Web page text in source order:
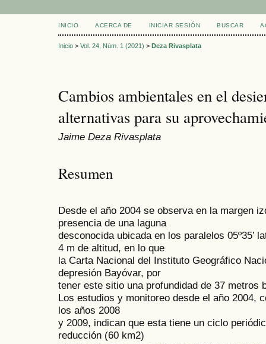
INICIO ACERCA DE INICIAR SESIÓN BUSCAR
Inicio > Vol. 24, Núm. 1 (2021) > Deza Rivasplata
Cambios ambientales en el
alternativas para su
Jaime Deza Rivasplata
Resumen
Desde el año 2004 se observa en la margen
presencia de una laguna
desconocida ubicada en los paralelos 05º35’
4 m de altitud, en lo que
la Carta Nacional del Instituto Geográfico
depresión Bayóvar, por
tener este sitio una profundidad de 37 metros
Los estudios y monitoreo desde el año 2004,
los años 2008
y 2009, indican que esta tiene un ciclo
reducción (60 km2)